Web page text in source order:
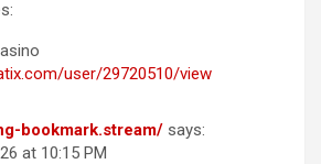
user/29720510/view
bookmark.stream/ says:
at 10:15 PM